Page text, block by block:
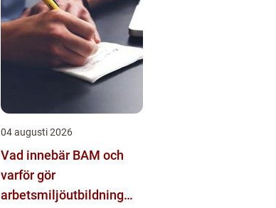
04 augusti 2026
Vad innebär BAM och
varför gör
arbetsmiljöutbildning